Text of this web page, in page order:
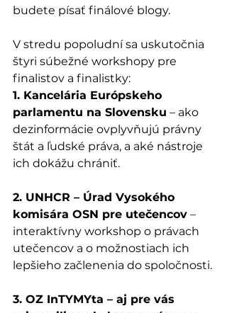
budete písať finálové blogy.
V stredu popoludní sa uskutočnia
štyri súbežné workshopy pre
finalistov a finalistky:
1. Kancelária Európskeho
parlamentu na Slovensku – ako
dezinformácie ovplyvňujú právny
štát a ľudské práva, a aké nástroje
ich dokážu chrániť.
2. UNHCR – Úrad Vysokého
komisára OSN pre utečencov –
interaktívny workshop o právach
utečencov a o možnostiach ich
lepšieho začlenenia do spoločnosti.
3. OZ InTYMYta – aj pre vás